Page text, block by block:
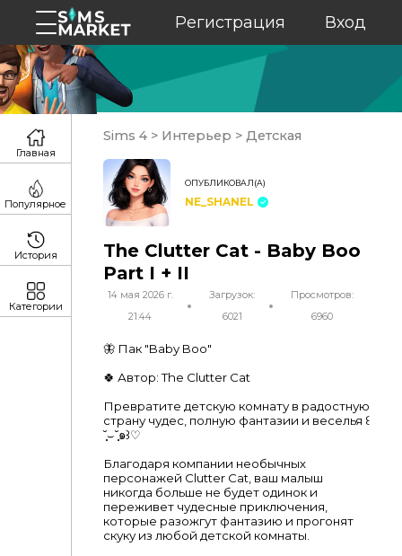
Регистрация Вход
Sims 4 > Интерьер > Детская
ОПУБЛИКОВАЛ(А)
NE_SHANEL
The Clutter Cat - Baby Boo
Part I + II
14 мая 2026 г.
21:44
Загрузок:
6021
Просмотров:
6960
🦋 Пак "Baby Boo"
🍀 Автор: The Clutter Cat
Превратите детскую комнату в радостную
страну чудес, полную фантазии и веселья ꒰
˘̩̩̩⌣˘̩̩̩๑꒱♡
Благодаря компании необычных
персонажей Clutter Cat, ваш малыш
никогда больше не будет одинок и
переживет чудесные приключения,
которые разожгут фантазию и прогонят
скуку из любой детской комнаты.
Главная
Популярное
История
Категории